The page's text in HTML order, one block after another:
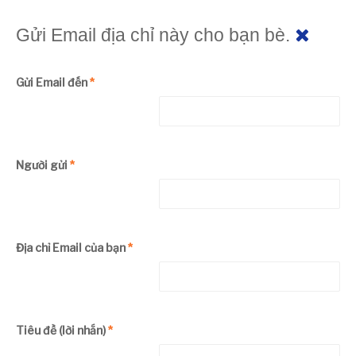
Gửi Email địa chỉ này cho bạn bè.
Gửi Email đến*
Người gửi *
Địa chỉ Email của bạn*
Tiêu đề (lời nhắn)*